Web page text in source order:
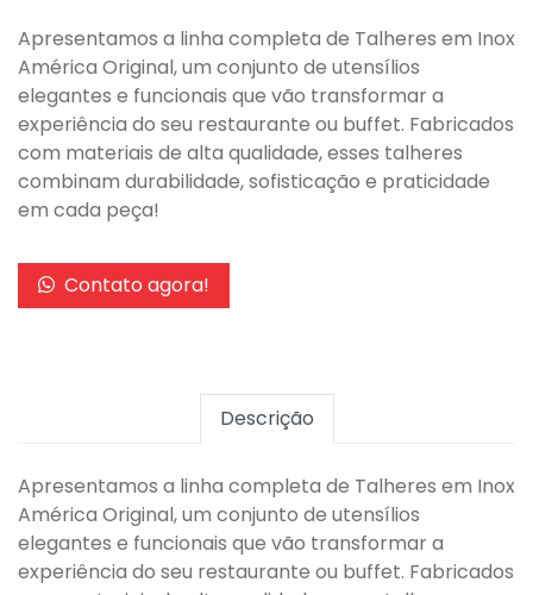
Apresentamos a linha completa de Talheres em Inox
América Original, um conjunto de utensílios
elegantes e funcionais que vão transformar a
experiência do seu restaurante ou buffet. Fabricados
com materiais de alta qualidade, esses talheres
combinam durabilidade, sofisticação e praticidade
em cada peça!
Contato agora!
Descrição
Apresentamos a linha completa de Talheres em Inox
América Original, um conjunto de utensílios
elegantes e funcionais que vão transformar a
experiência do seu restaurante ou buffet. Fabricados